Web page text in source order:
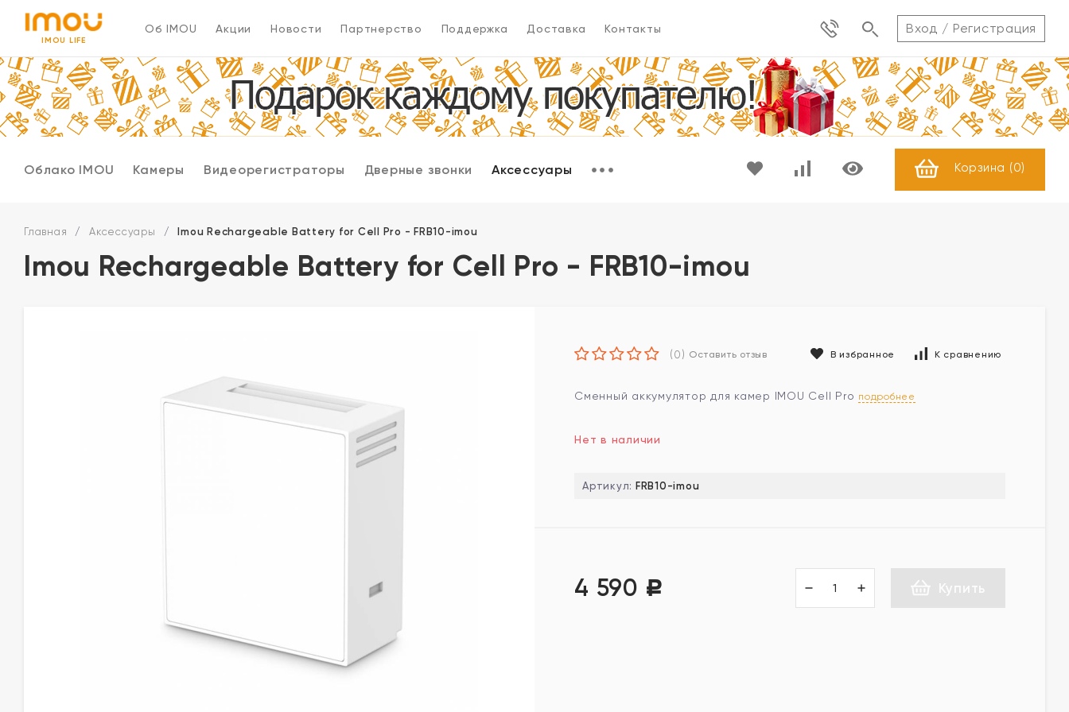
IMOU LIFE
Об IMOU Акции Новости Партнерство Поддержка Доставка Контакты Вход / Регистрация
Облако IMOU Камеры Видеорегистраторы Дверные звонки Аксессуары Корзина (0)
Главная / Аксессуары / Imou Rechargeable Battery for Cell Pro - FRB10-imou
Imou Rechargeable Battery for Cell Pro - FRB10-imou
(0) Оставить отзыв В избранное К сравнению
Сменный аккумулятор для камер IMOU Cell Pro подробнее
Нет в наличии
Артикул: FRB10-imou
4 590 Р Купить